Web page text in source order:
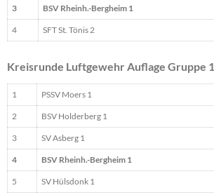
3 BSV Rheinh.-Bergheim 1
4 SFT St. Tönis 2
Kreisrunde Luftgewehr Auflage Gruppe 1
1 PSSV Moers 1
2 BSV Holderberg 1
3 SV Asberg 1
4 BSV Rheinh.-Bergheim 1
5 SV Hülsdonk 1